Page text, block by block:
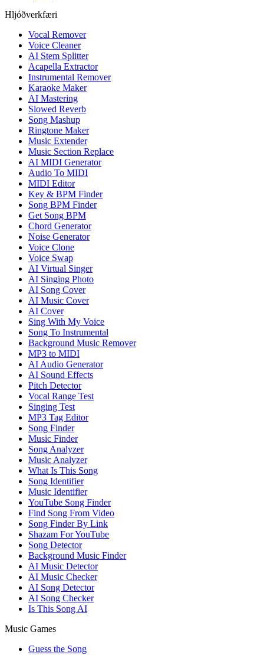
Hljóðverkfæri
Vocal Remover
Voice Cleaner
AI Stem Splitter
Acapella Extractor
Instrumental Remover
Karaoke Maker
AI Mastering
Slowed Reverb
Song Mashup
Ringtone Maker
Music Extender
Music Section Replace
AI MIDI Generator
Audio To MIDI
MIDI Editor
Key & BPM Finder
Song BPM Finder
Get Song BPM
Chord Generator
Noise Generator
Voice Clone
Voice Swap
AI Virtual Singer
AI Singing Photo
AI Song Cover
AI Music Cover
AI Cover
Sing With My Voice
Song To Instrumental
Background Music Remover
MP3 to MIDI
AI Audio Generator
AI Sound Effects
Pitch Detector
Vocal Range Test
Singing Test
MP3 Tag Editor
Song Finder
Music Finder
Song Analyzer
Music Analyzer
What Is This Song
Song Identifier
Music Identifier
YouTube Song Finder
Find Song From Video
Song Finder By Link
Shazam For YouTube
Song Detector
Background Music Finder
AI Music Detector
AI Music Checker
AI Song Detector
AI Song Checker
Is This Song AI
Music Games
Guess the Song